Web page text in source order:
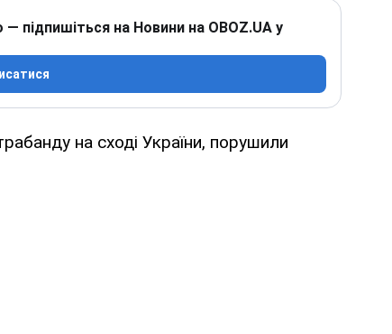
підпишіться на Новини на OBOZ.UA у
на сході України, порушили